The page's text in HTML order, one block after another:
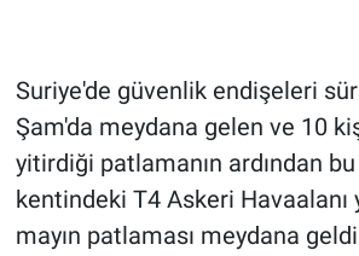
Suriye'de güvenlik endişeleri
Şam'da meydana gelen ve 10
yitirdiği patlamanın ardından
kentindeki T4 Askeri Havaalanı
mayın patlaması meydana
ÇEVRE
HABERDE İNSAN
POLİTİKA